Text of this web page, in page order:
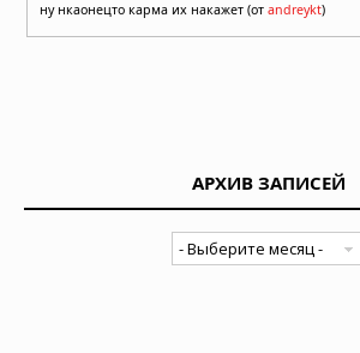
ну нкаонецто карма их накажет (от andreykt)
АРХИВ ЗАПИСЕЙ